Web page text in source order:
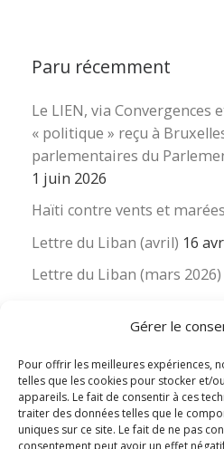
Gérer le
Pour offrir les meilleures expériences,
telles que les cookies pour stocker et/
appareils. Le fait de consentir à ces
traiter des données telles que le
uniques sur ce site. Le fait de ne pas
consentement peut avoir un effet
Paru récemment
Le LIEN, via Convergences
« politique » reçu à
parlementaires du
1 juin 2026
Haïti contre vents et marées
Lettre du Liban (avril) 16
Lettre du Liban (mars 2026)
La revue « Educateur »
nouvelle et ses liens avec la
16 mars 2026